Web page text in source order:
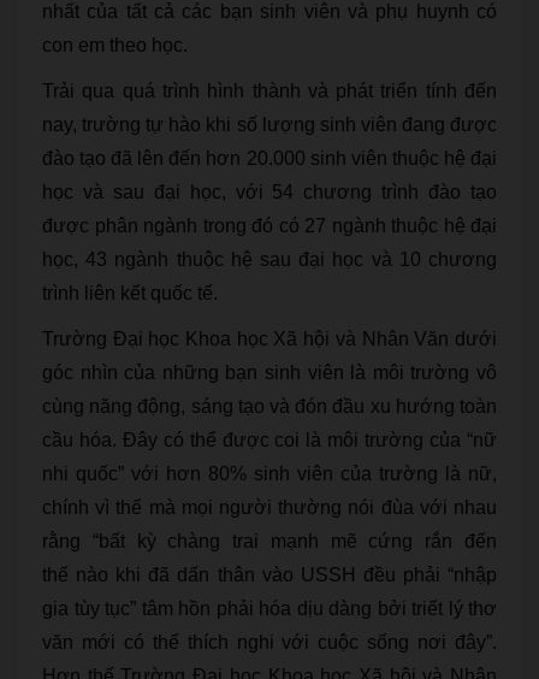
nhất của tất cả các bạn sinh viên và phụ huynh có
con em theo học.
Trải qua quá trình hình thành và phát triển tính đến
nay, trường tự hào khi số lượng sinh viên đang được
đào tạo đã lên đến hơn 20.000 sinh viên thuộc hệ đại
học và sau đại học, với 54 chương trình đào tạo
được phân ngành trong đó có 27 ngành thuộc hệ đại
học, 43 ngành thuộc hệ sau đại học và 10 chương
trình liên kết quốc tế.
Trường Đại học Khoa học Xã hội và Nhân Văn dưới
góc nhìn của những bạn sinh viên là môi trường vô
cùng năng động, sáng tạo và đón đầu xu hướng toàn
cầu hóa. Đây có thể được coi là môi trường của “nữ
nhi quốc” với hơn 80% sinh viên của trường là nữ,
chính vì thế mà mọi người thường nói đùa với nhau
rằng “bất kỳ chàng trai mạnh mẽ cứng rắn đến
thế nào khi đã dấn thân vào USSH đều phải “nhập
gia tùy tục” tâm hồn phải hóa dịu dàng bởi triết lý thơ
văn mới có thể thích nghi với cuộc sống nơi đây”.